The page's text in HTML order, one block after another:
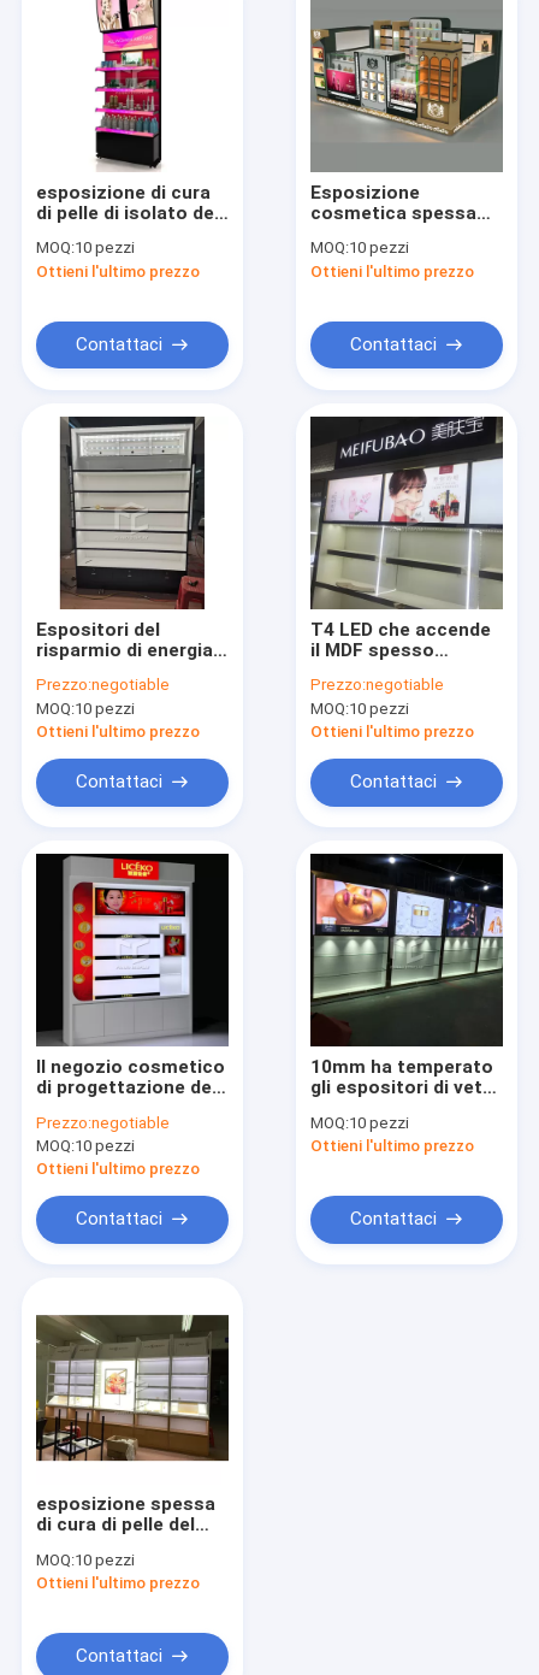
Prodotti
Circa noi
Giro della fabbrica
Controllo di qualità
Richieda una citazione
Mobilia dell'esposizione del negozio dell'abbigliamento
Mobilia del negozio di gioielli
Vetrina dell'esposizione del telefono cellulare
Armadietti di esposizione ottici del negozio
Vetrina di vetro dell'esposizione
Orologio visualizzare vetrina
Scaffali di esposizione della scarpa
Espositore della borsa
Mobilia del negozio del fumo
Contenitore per esposizione della parrucca
Armadietto di esposizione del vino
Vetrina dell'esposizione del museo
esposizione di cura
di pelle di isolato del
progettazione del
monomero del
MOQ:10 pezzi
Ottieni l'ultimo prezzo
Contattaci
Esposizione
cosmetica spessa
degli espositori
12mm dell'OEM
MOQ:10 pezzi
Ottieni l'ultimo prezzo
Contattaci
Espositori del
risparmio di energia
MDF spesso del
negozio 5mm
Prezzo:negotiable
MOQ:10 pezzi
Ottieni l'ultimo prezzo
Contattaci
T4 LED che accende
il MDF spesso
dell'armadietto di
esposizione del
deposito 5mm
Prezzo:negotiable
MOQ:10 pezzi
Ottieni l'ultimo prezzo
Contattaci
Il negozio cosmetico
di progettazione del
il supporto di cura di
pelle del supporto del
MDF di 20mm
Prezzo:negotiable
MOQ:10 pezzi
Ottieni l'ultimo prezzo
Contattaci
10mm ha temperato
gli espositori di vetro
cosmetico del
negozio
MOQ:10 pezzi
Ottieni l'ultimo prezzo
Contattaci
esposizione spessa
di cura di pelle del
l'OEM cosmetico del
deposito con il
MOQ:10 pezzi
Ottieni l'ultimo prezzo
Contattaci